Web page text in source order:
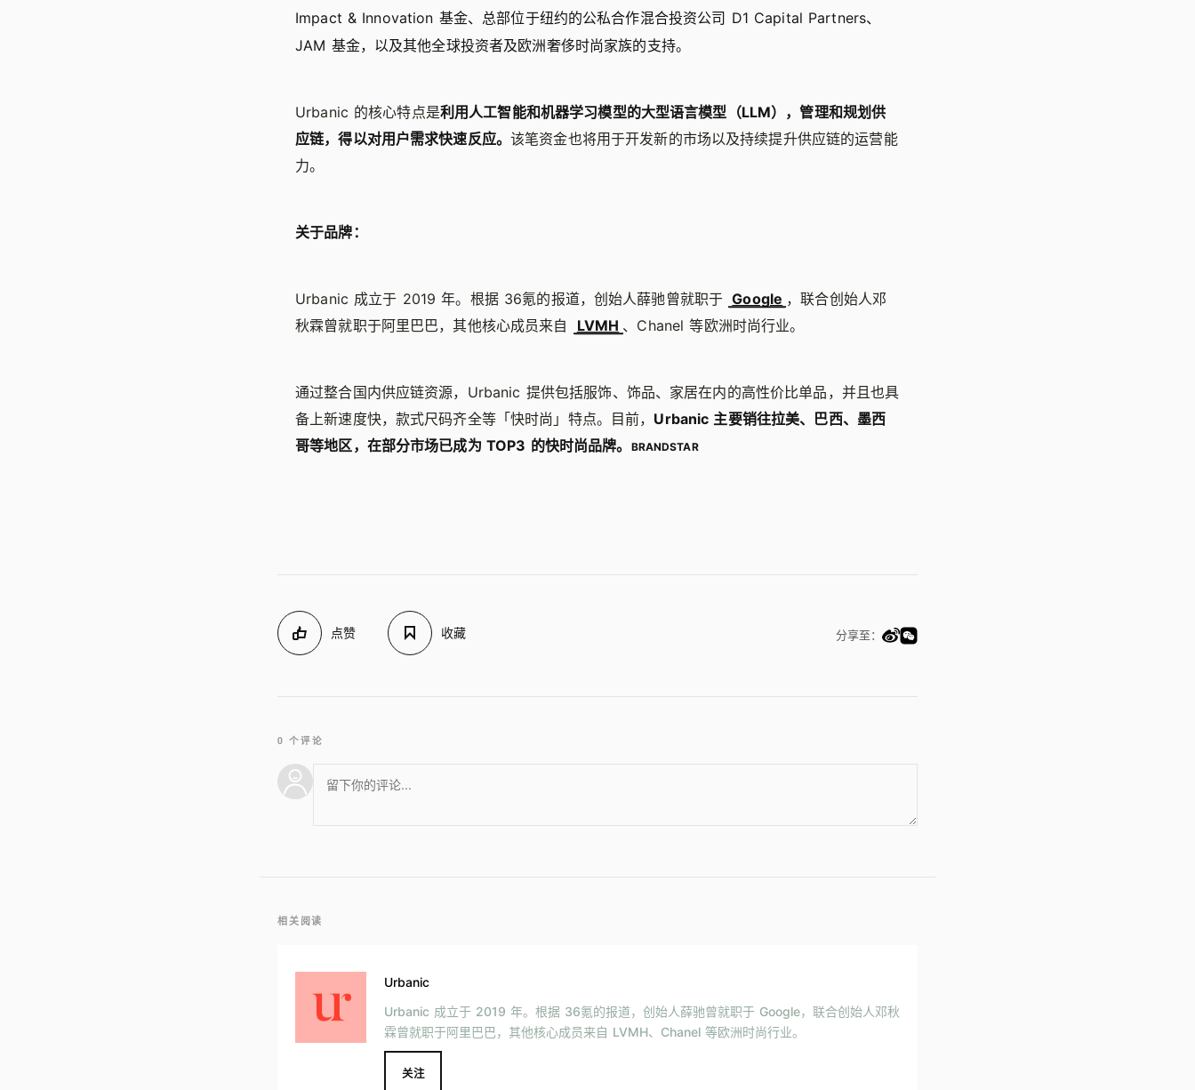
Impact & Innovation 基金、总部位于纽约的公私合作混合投资公司 D1 Capital Partners、
JAM 基金，以及其他全球投资者及欧洲奢侈时尚家族的支持。
Urbanic 的核心特点是利用人工智能和机器学习模型的大型语言模型（LLM），管理和规划供
应链，得以对用户需求快速反应。该笔资金也将用于开发新的市场以及持续提升供应链的运营能
力。
关于品牌：
Urbanic 成立于 2019 年。根据 36氪的报道，创始人薛驰曾就职于 Google ，联合创始人邓
秋霖曾就职于阿里巴巴，其他核心成员来自
LVMH 、Chanel 等欧洲时尚行业。
通过整合国内供应链资源，Urbanic 提供包括服饰、饰品、家居在内的高性价比单品，并且也具
备上新速度快，款式尺码齐全等「快时尚」特点。目前， Urbanic 主要销往拉美、巴西、墨西
哥等地区，在部分市场已成为 TOP3 的快时尚品牌。
BRANDSTAR
点赞 收藏 分享至：
0 个评论
相关阅读
Urbanic
Urbanic 成立于 2019 年。根据 36氪的报道，创始人薛驰曾就职于 Google，联合创始人邓秋
霖曾就职于阿里巴巴，其他核心成员来自 LVMH、Chanel 等欧洲时尚行业。
关注